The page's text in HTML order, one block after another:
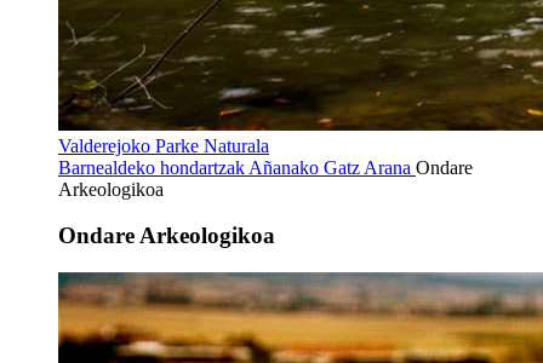
Valderejoko Parke Naturala
Barnealdeko hondartzak Añanako Gatz Arana Ondare
Arkeologikoa
Ondare Arkeologikoa